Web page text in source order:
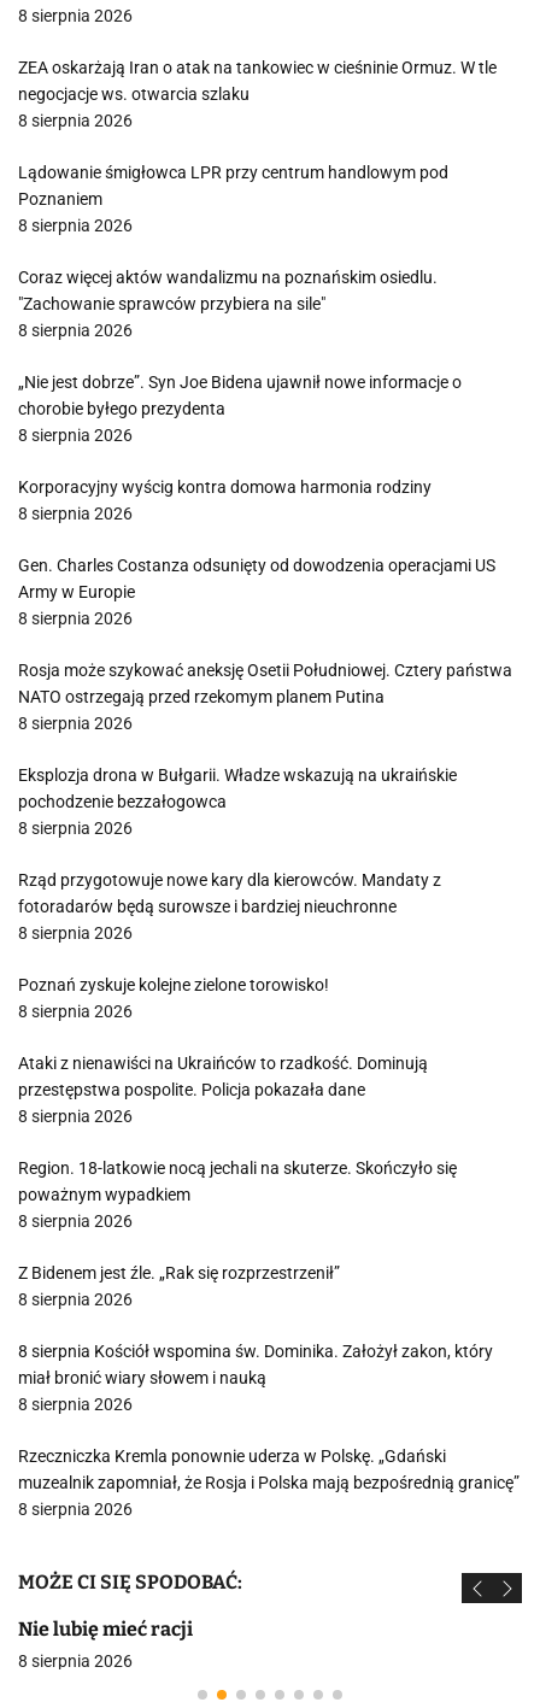
8 sierpnia 2026
ZEA oskarżają Iran o atak na tankowiec w cieśninie Ormuz. W tle
negocjacje ws. otwarcia szlaku
8 sierpnia 2026
Lądowanie śmigłowca LPR przy centrum handlowym pod
Poznaniem
8 sierpnia 2026
Coraz więcej aktów wandalizmu na poznańskim osiedlu.
"Zachowanie sprawców przybiera na sile"
8 sierpnia 2026
„Nie jest dobrze”. Syn Joe Bidena ujawnił nowe informacje o
chorobie byłego prezydenta
8 sierpnia 2026
Korporacyjny wyścig kontra domowa harmonia rodziny
8 sierpnia 2026
Gen. Charles Costanza odsunięty od dowodzenia operacjami US
Army w Europie
8 sierpnia 2026
Rosja może szykować aneksję Osetii Południowej. Cztery państwa
NATO ostrzegają przed rzekomym planem Putina
8 sierpnia 2026
Eksplozja drona w Bułgarii. Władze wskazują na ukraińskie
pochodzenie bezzałogowca
8 sierpnia 2026
Rząd przygotowuje nowe kary dla kierowców. Mandaty z
fotoradarów będą surowsze i bardziej nieuchronne
8 sierpnia 2026
Poznań zyskuje kolejne zielone torowisko!
8 sierpnia 2026
Ataki z nienawiści na Ukraińców to rzadkość. Dominują
przestępstwa pospolite. Policja pokazała dane
8 sierpnia 2026
Region. 18-latkowie nocą jechali na skuterze. Skończyło się
poważnym wypadkiem
8 sierpnia 2026
Z Bidenem jest źle. „Rak się rozprzestrzenił”
8 sierpnia 2026
8 sierpnia Kościół wspomina św. Dominika. Założył zakon, który
miał bronić wiary słowem i nauką
8 sierpnia 2026
Rzeczniczka Kremla ponownie uderza w Polskę. „Gdański
muzealnik zapomniał, że Rosja i Polska mają bezpośrednią granicę”
8 sierpnia 2026
MOŻE CI SIĘ SPODOBAĆ:
Nie lubię mieć racji
8 sierpnia 2026